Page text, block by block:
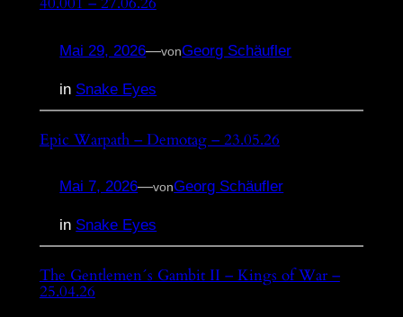
Mai 29, 2026—vonGeorg Schäufler
in Snake Eyes
Epic Warpath – Demotag – 23.05.26
Mai 7, 2026—vonGeorg Schäufler
in Snake Eyes
The Gentlemen´s Gambit II – Kings of War –
25.04.26